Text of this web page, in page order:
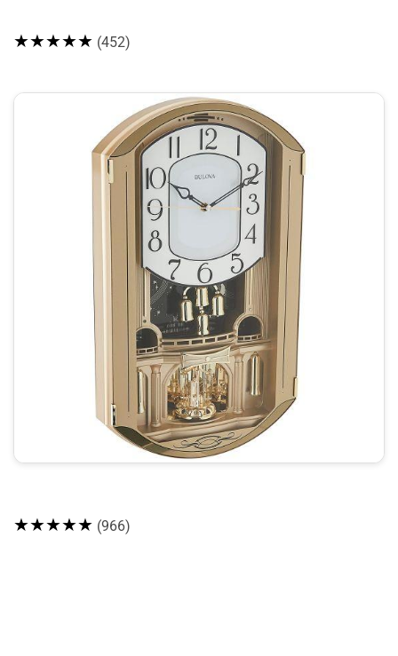
★★★★★ (452)
★★★★★ (966)